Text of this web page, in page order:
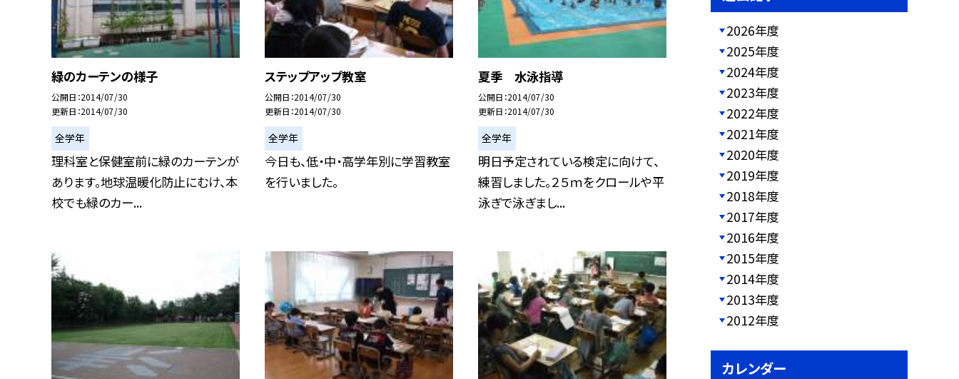
緑のカーテンの様子
公開日 2014/07/30
更新日 2014/07/30
全学年
理科室と保健室前に緑のカーテンが
あります。地球温暖化防止にむけ、本
校でも緑のカー...
ステップアップ教室
公開日 2014/07/30
更新日 2014/07/30
全学年
今日も、低・中・高学年別に学習教室
を行いました。
夏季 水泳指導
公開日 2014/07/30
更新日 2014/07/30
全学年
明日予定されている検定に向けて、
練習しました。２５ｍをクロールや平
泳ぎで泳ぎまし...
2026年度
2025年度
2024年度
2023年度
2022年度
2021年度
2020年度
2019年度
2018年度
2017年度
2016年度
2015年度
2014年度
2013年度
2012年度
カレンダー